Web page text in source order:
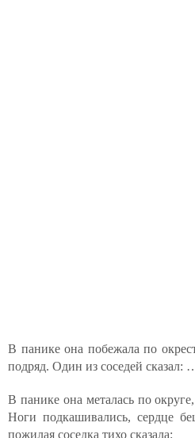
В панике она побежала по
подряд. Один из соседей сказал:
В панике она металась по
Ноги подкашивались, сердце
пожилая соседка тихо сказала: